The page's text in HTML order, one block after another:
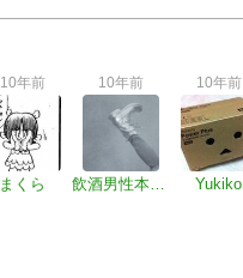
10年前
まくら
10年前
飲酒男性本を読む
10年前
Yukiko